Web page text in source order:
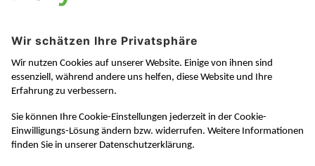
Aktuelles
Karriere
Datenschutz